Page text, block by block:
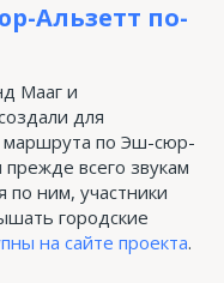
Альзетт по-
Мааг и
для
маршрута по Эш-сюр-
всего звукам
ним, участники
городские
на сайте проекта.